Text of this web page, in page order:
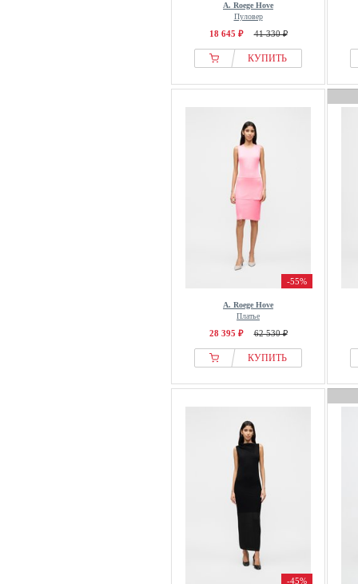
A. Roege Hove
Пуловер
18 645 ₽ 41 330 ₽
КУПИТЬ
-55%
A. Roege Hove
Платье
28 395 ₽ 62 530 ₽
КУПИТЬ
-45%